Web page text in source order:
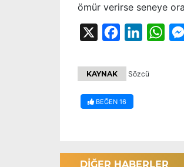
ömür verirse seneye
FacebookLinkedIn
KAYNAK Sözcü
BEĞEN 16
DİĞER HABERLER